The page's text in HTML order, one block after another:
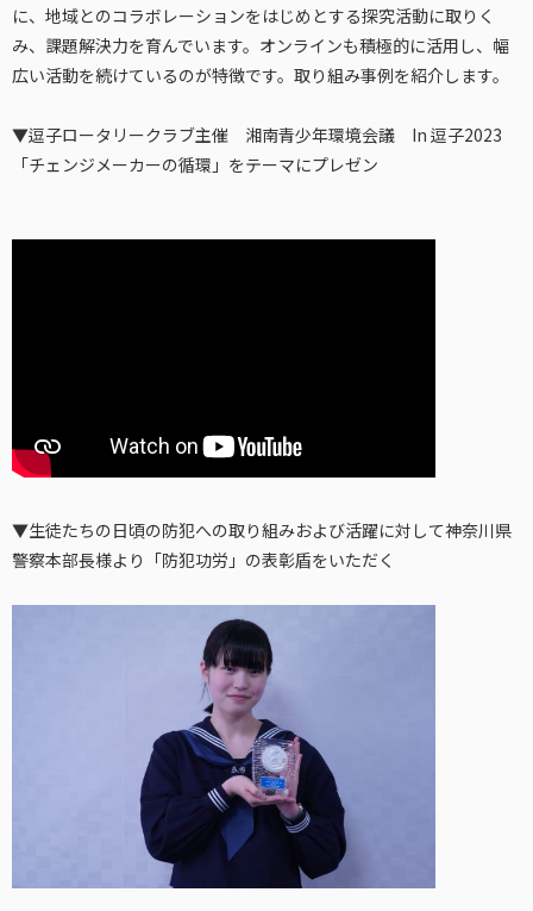
に、地域とのコラボレーションをはじめとする探究活動に取りく
み、課題解決力を育んでいます。オンラインも積極的に活用し、幅
広い活動を続けているのが特徴です。取り組み事例を紹介します。
▼逗子ロータリークラブ主催 湘南青少年環境会議 In 逗子2023
「チェンジメーカーの循環」をテーマにプレゼン
▼生徒たちの日頃の防犯への取り組みおよび活躍に対して神奈川県
警察本部長様より「防犯功労」の表彰盾をいただく